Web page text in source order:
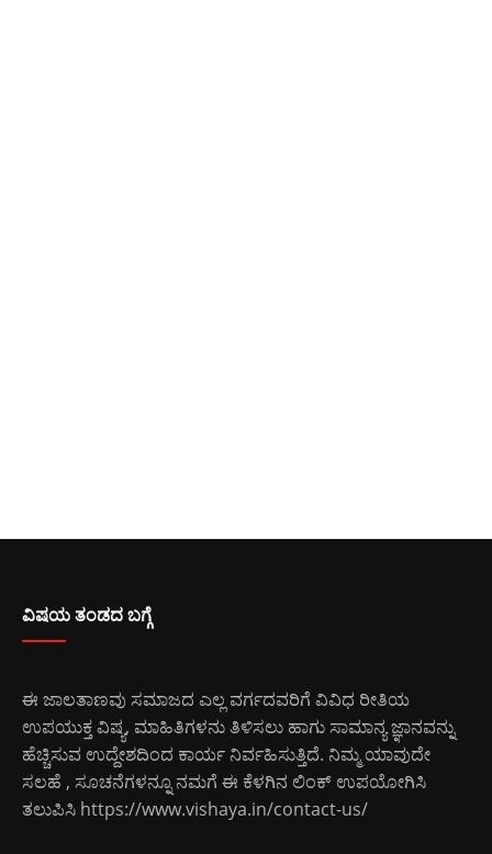
ವಿಷಯ ತಂಡದ ಬಗ್ಗೆ
ಈ ಜಾಲತಾಣವು ಸಮಾಜದ ಎಲ್ಲ ವರ್ಗದವರಿಗೆ ವಿವಿಧ ರೀತಿಯ
ಉಪಯುಕ್ತ ವಿಷ್ಯ, ಮಾಹಿತಿಗಳನು ತಿಳಿಸಲು ಹಾಗು ಸಾಮಾನ್ಯ ಜ್ಞಾನವನ್ನು
ಹೆಚ್ಚಿಸುವ ಉದ್ದೇಶದಿಂದ ಕಾರ್ಯ ನಿರ್ವಹಿಸುತ್ತಿದೆ. ನಿಮ್ಮ ಯಾವುದೇ
ಸಲಹೆ , ಸೂಚನೆಗಳನ್ನೂ ನಮಗೆ ಈ ಕೆಳಗಿನ ಲಿಂಕ್ ಉಪಯೋಗಿಸಿ
ತಲುಪಿಸಿ https://www.vishaya.in/contact-us/